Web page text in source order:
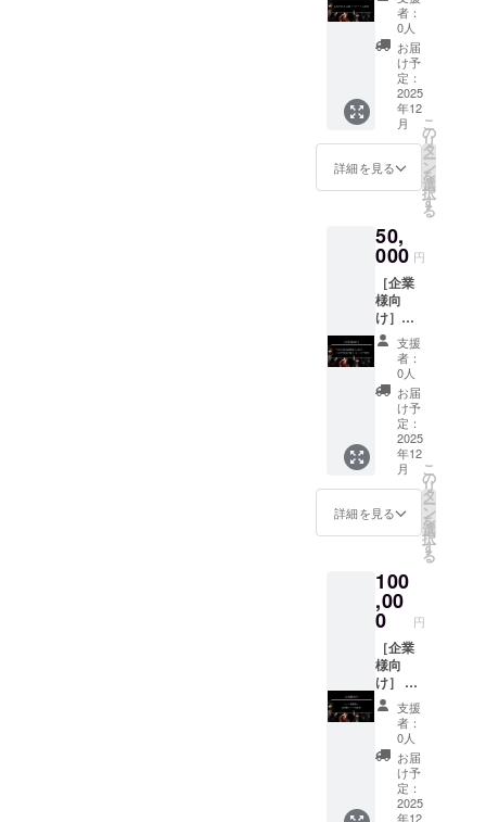
たしま
す。 ※
支援
時、必
ず備考
欄に掲
載を希
望され
る企業
様のお
い。 ※
ロゴや
バナー
などの
画像の
受け渡
しにつ
いて
は、お
送りす
るメー
ルをご
確認く
ださ
い。
ベント
へご招
待 チ
ケット2
2026年
1月～2
月頃開
催予定
・場所 :
広島県
セン
ターふ
くやま
※支援者
様の交
通費や
滞在費
は各自
でご負
担くだ
さい。
・支援
者様と
の連絡
方法：
詳細は
メール
※支援
時、必
ず備考
欄に掲
載を希
望され
る方の
お名前
をご記
入くだ
さい。
者：
0人
お届
け予
定：
2025
年12
月
詳細を見る
こ
の
リ
タ
ー
ン
を
選
択
す
る
50,
000 円
［企業
様向
け］
○SNSに
て協賛
会社様
のご紹
介 約
100,000
人への
露出(メ
ンバー
16名×
フォロ
ワー、
Instagr
X、
Facebo
ok等で
ご紹介)
2025年
8月～ご
紹介し
ます。
※支援
時、必
ず備考
欄に掲
載を希
望され
支援
者：
0人
お届
け予
定：
2025
年12
月
詳細を見る
こ
の
リ
タ
ー
ン
を
選
択
す
る
100
,00
0 円
［企業
様向
け］ ○
私たち
と一緒
に世界
大会会
場へ！
チーム
横断幕
支援
者：
0人
お届
け予
定：
2025
年12